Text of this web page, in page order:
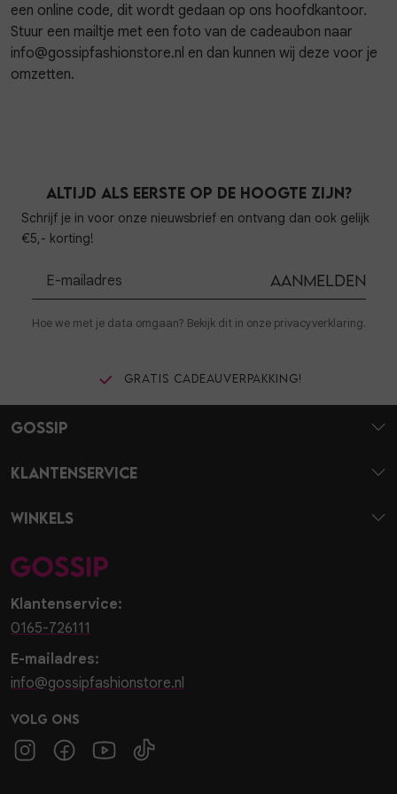
een online code, dit wordt gedaan op ons hoofdkantoor.
Stuur een mailtje met een foto van de cadeaubon naar
info@gossipfashionstore.nl en dan kunnen wij deze voor je
omzetten.
Altijd als eerste op de hoogte zijn?
Schrijf je in voor onze nieuwsbrief en ontvang dan ook gelijk
€5,- korting!
Aanmelden
Hoe we met je data omgaan? Bekijk dit in onze privacyverklaring.
Gratis cadeauverpakking!
Klantenservice:
0165-726111
E-mailadres:
info@gossipfashionstore.nl
Volg ons
Gossip
Klantenservice
Winkels